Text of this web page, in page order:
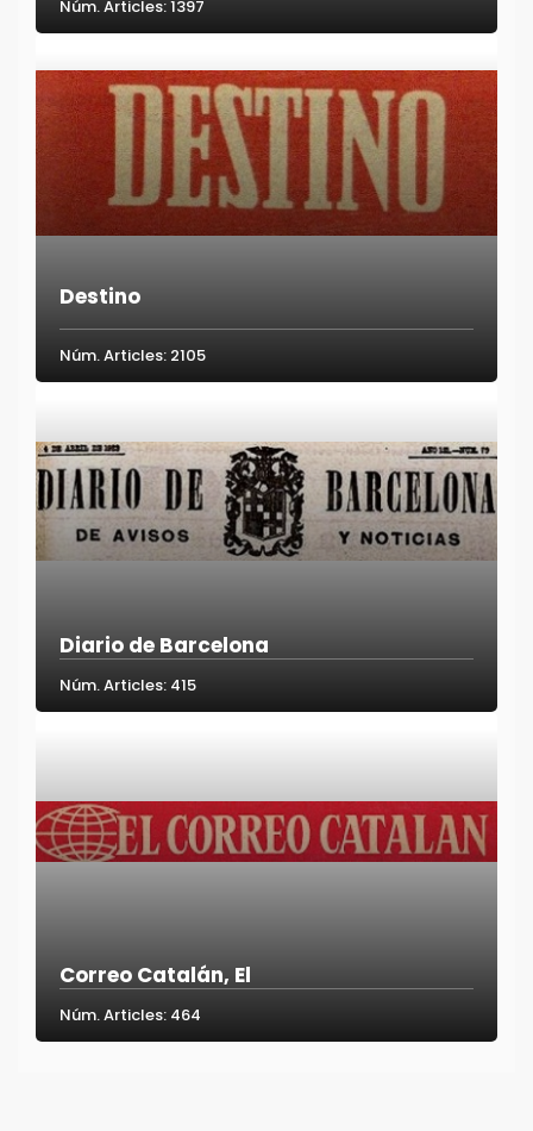
Núm. Articles: 1397
Destino
Núm. Articles: 2105
Diario de Barcelona
Núm. Articles: 415
Correo Catalán, El
Núm. Articles: 464